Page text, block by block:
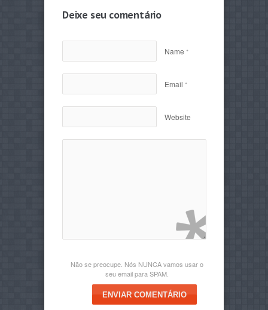
Deixe seu comentário
Name *
Email *
Website
Não se preocupe. Nós NUNCA vamos usar o
seu email para SPAM.
ENVIAR COMENTÁRIO